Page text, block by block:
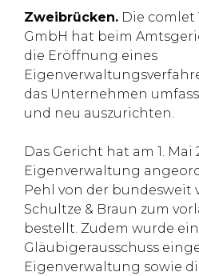
Zweibrücken. Die comlet
GmbH hat beim
die Eröffnung eines
das Unternehmen
und neu auszurichten.
Das Gericht hat am 1. Mai
Eigenverwaltung
Pehl von der bundesweit
Schultze & Braun zum
bestellt. Zudem wurde
Gläubigerausschuss
Eigenverwaltung sowie